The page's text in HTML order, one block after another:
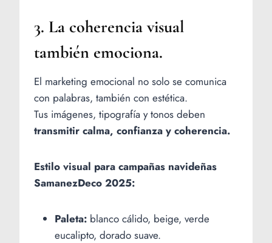
3. La coherencia visual
también emociona.
El marketing emocional no solo se comunica
con palabras, también con estética.
Tus imágenes, tipografía y tonos deben
transmitir calma, confianza y coherencia.
Estilo visual para campañas navideñas
SamanezDeco 2025:
Paleta: blanco cálido, beige, verde
eucalipto, dorado suave.